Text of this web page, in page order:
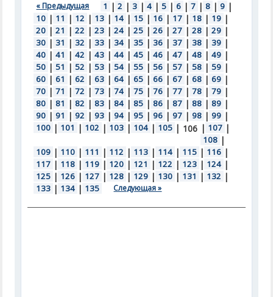
« Предыдущая 1 | 2 | 3 | 4 | 5 | 6 | 7 | 8 | 9 |
10 | 11 | 12 | 13 | 14 | 15 | 16 | 17 | 18 | 19 |
20 | 21 | 22 | 23 | 24 | 25 | 26 | 27 | 28 | 29 |
30 | 31 | 32 | 33 | 34 | 35 | 36 | 37 | 38 | 39 |
40 | 41 | 42 | 43 | 44 | 45 | 46 | 47 | 48 | 49 |
50 | 51 | 52 | 53 | 54 | 55 | 56 | 57 | 58 | 59 |
60 | 61 | 62 | 63 | 64 | 65 | 66 | 67 | 68 | 69 |
70 | 71 | 72 | 73 | 74 | 75 | 76 | 77 | 78 | 79 |
80 | 81 | 82 | 83 | 84 | 85 | 86 | 87 | 88 | 89 |
90 | 91 | 92 | 93 | 94 | 95 | 96 | 97 | 98 | 99 |
100 | 101 | 102 | 103 | 104 | 105 | 106 | 107 |
108 |
109 | 110 | 111 | 112 | 113 | 114 | 115 | 116 |
117 | 118 | 119 | 120 | 121 | 122 | 123 | 124 |
125 | 126 | 127 | 128 | 129 | 130 | 131 | 132 |
133 | 134 | 135 Следующая »